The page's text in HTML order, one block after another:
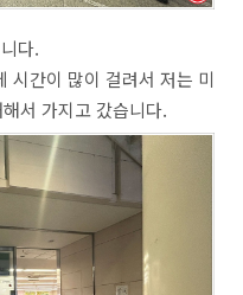
다.
시간이 많이 걸려서 저는 미
서 가지고 갔습니다.